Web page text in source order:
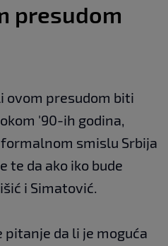
presudom
ovom presudom biti
'90-ih godina,
smislu Srbija
te da ako iko bude
i Simatović.
pitanje da li je moguća